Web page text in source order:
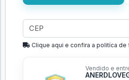
Clique aqui e confira a politíca de
Vendido e